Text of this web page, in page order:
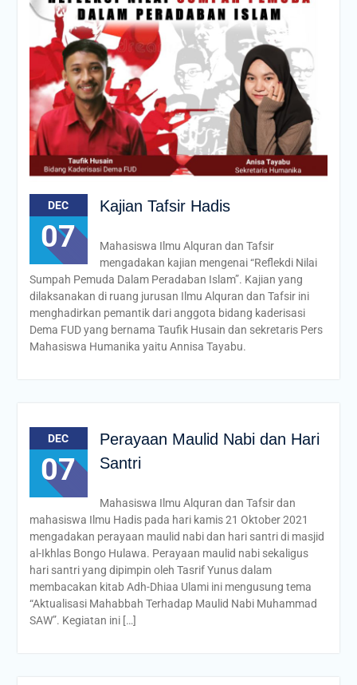
DEC
07
Kajian Tafsir Hadis
Mahasiswa Ilmu Alquran dan Tafsir
mengadakan kajian mengenai “Reflekdi Nilai
Sumpah Pemuda Dalam Peradaban Islam”. Kajian yang
dilaksanakan di ruang jurusan Ilmu Alquran dan Tafsir ini
menghadirkan pemantik dari anggota bidang kaderisasi
Dema FUD yang bernama Taufik Husain dan sekretaris Pers
Mahasiswa Humanika yaitu Annisa Tayabu.
DEC
07
Perayaan Maulid Nabi dan Hari
Santri
Mahasiswa Ilmu Alquran dan Tafsir dan
mahasiswa Ilmu Hadis pada hari kamis 21 Oktober 2021
mengadakan perayaan maulid nabi dan hari santri di masjid
al-Ikhlas Bongo Hulawa. Perayaan maulid nabi sekaligus
hari santri yang dipimpin oleh Tasrif Yunus dalam
membacakan kitab Adh-Dhiaa Ulami ini mengusung tema
“Aktualisasi Mahabbah Terhadap Maulid Nabi Muhammad
SAW”. Kegiatan ini […]